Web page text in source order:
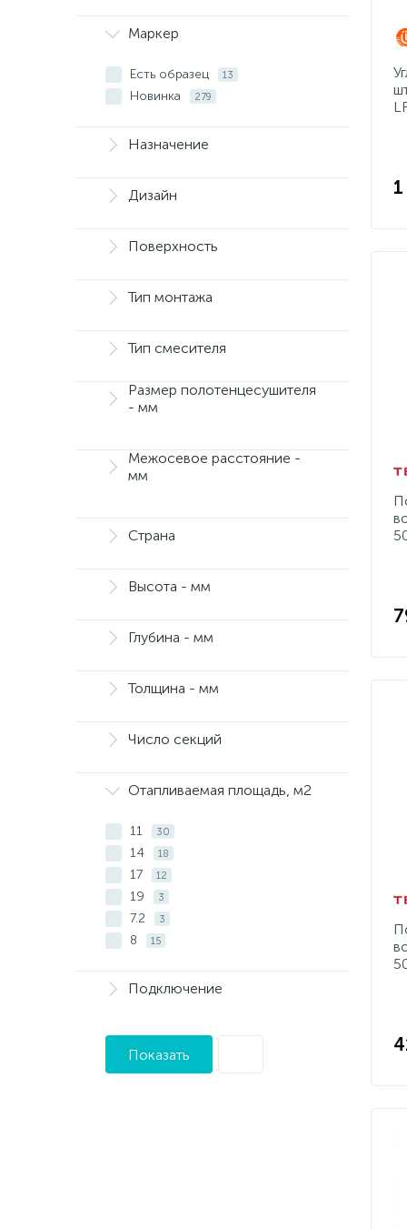
Маркер
Есть образец 13
Новинка 279
Назначение
Дизайн
Поверхность
Тип монтажа
Тип смесителя
Размер полотенцесушителя
- мм
Межосевое расстояние -
мм
Страна
Высота - мм
Глубина - мм
Толщина - мм
Число секций
Отапливаемая площадь, м2
11 30
14 18
17 12
19 3
7.2 3
8 15
Подключение
Показать